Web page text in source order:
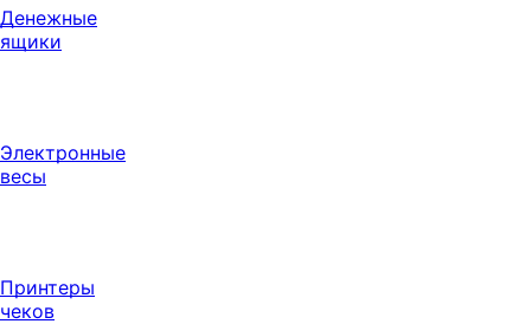
Денежные
ящики
Электронные
весы
Принтеры
чеков